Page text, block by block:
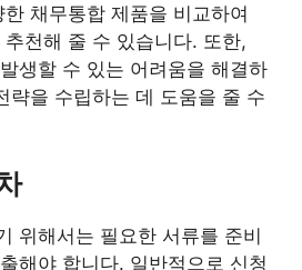
채무통합 제품을 비교하여
천해 줄 수 있습니다. 또한,
생할 수 있는 어려움을 해결하
략을 수립하는 데 도움을 줄 수
위해서는 필요한 서류를 준비
해야 합니다. 일반적으로 신청